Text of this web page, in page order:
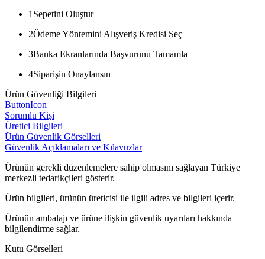
1 Sepetini Oluştur
2Ödeme Yöntemini Alışveriş Kredisi Seç
3Banka Ekranlarında Başvurunu Tamamla
4Siparişin Onaylansın
Ürün Güvenliği Bilgileri
ButtonIcon
Sorumlu Kişi
Üretici Bilgileri
Ürün Güvenlik Görselleri
Güvenlik Açıklamaları ve Kılavuzlar
Ürünün gerekli düzenlemelere sahip olmasını sağlayan Türkiye
merkezli tedarikçileri gösterir.
Ürün bilgileri, ürünün üreticisi ile ilgili adres ve bilgileri içerir.
Ürünün ambalajı ve ürüne ilişkin güvenlik uyarıları hakkında
bilgilendirme sağlar.
Kutu Görselleri